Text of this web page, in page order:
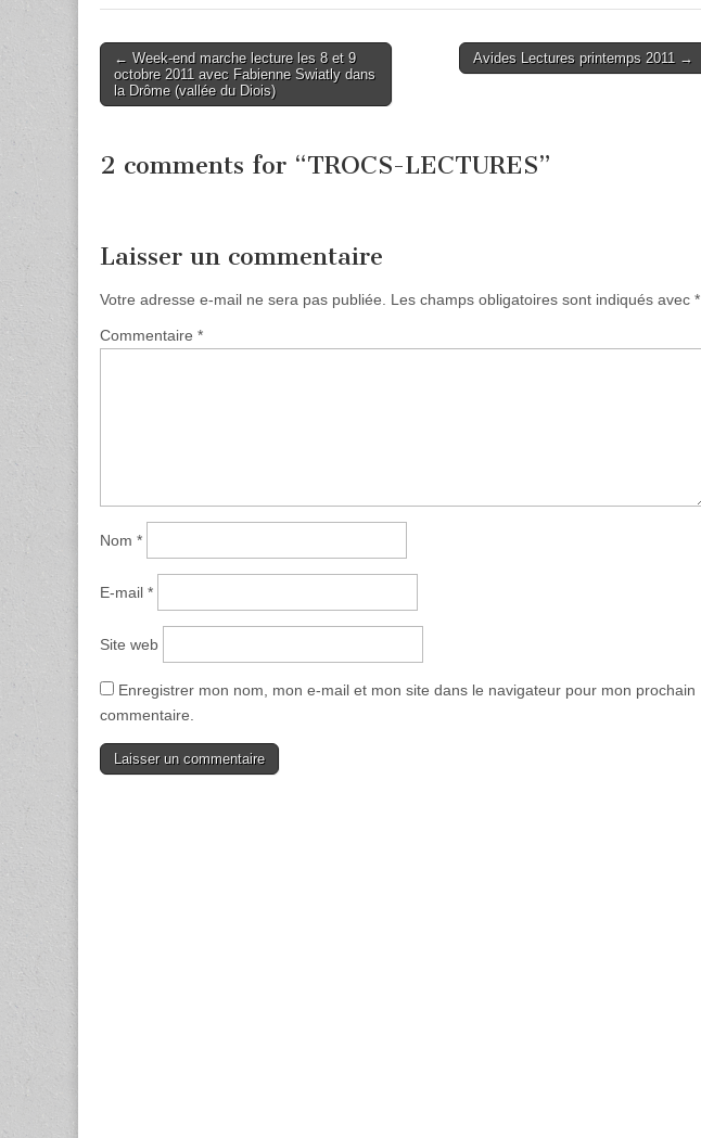
Post
navigation
← Week-end marche lecture les 8 et 9
octobre 2011 avec Fabienne Swiatly dans
la Drôme (vallée du Diois)
Avides Lectures printemps 2011 →
2 comments for “TROCS-LECTURES”
Laisser un commentaire
Votre adresse e-mail ne sera pas publiée. Les champs obligatoires sont indiqués avec *
Commentaire *
Nom *
E-mail *
Site web
Enregistrer mon nom, mon e-mail et mon site dans le navigateur pour mon prochain
commentaire.